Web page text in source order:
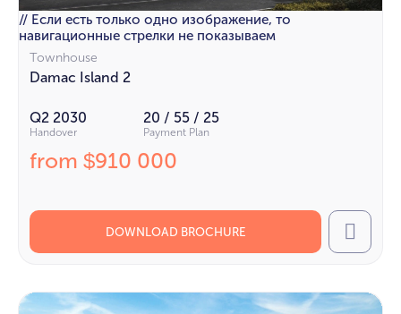
// Если есть только одно изображение, то
навигационные стрелки не показываем
Townhouse
Damac Island 2
Q2 2030
Handover
20 / 55 / 25
Payment Plan
from $910 000
DOWNLOAD BROCHURE Call